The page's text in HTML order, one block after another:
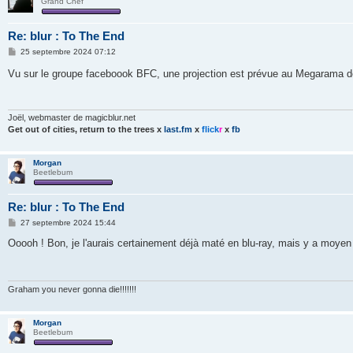
Re: blur : To The End
M
s
25 septembre 2024 07:12
Vu sur le groupe faceboook BFC, une projection est prévue au Megarama
Joël, webmaster de magicblur.net
Get out of cities, return to the trees x last.fm x flickrx fb
Morgan
Beetlebum
Re: blur : To The End
M
s
27 septembre 2024 15:44
Ooooh ! Bon, je l'aurais certainement déjà maté en blu-ray, mais y a
Graham you never gonna die!!!!!!!
Morgan
Beetlebum